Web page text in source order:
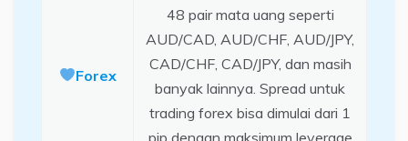
Forex
48 pair mata uang seperti
AUD/CAD, AUD/CHF, AUD/JPY,
CAD/CHF, CAD/JPY, dan masih
banyak lainnya. Spread untuk
trading forex bisa dimulai dari 1
pip dengan maksimum leverage